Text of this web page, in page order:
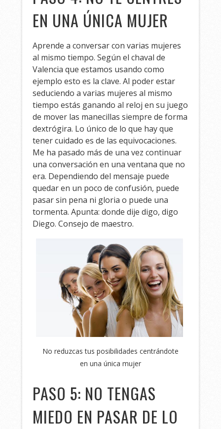
EN UNA ÚNICA MUJER
Aprende a conversar con varias mujeres
al mismo tiempo. Según el chaval de
Valencia que estamos usando como
ejemplo esto es la clave. Al poder estar
seduciendo a varias mujeres al mismo
tiempo estás ganando al reloj en su juego
de mover las manecillas siempre de forma
dextrógira. Lo único de lo que hay que
tener cuidado es de las equivocaciones.
Me ha pasado más de una vez continuar
una conversación en una ventana que no
era. Dependiendo del mensaje puede
quedar en un poco de confusión, puede
pasar sin pena ni gloria o puede una
tormenta. Apunta: donde dije digo, digo
Diego. Consejo de maestro.
No reduzcas tus posibilidades centrándote
en una única mujer
PASO 5: NO TENGAS
MIEDO EN PASAR DE LO